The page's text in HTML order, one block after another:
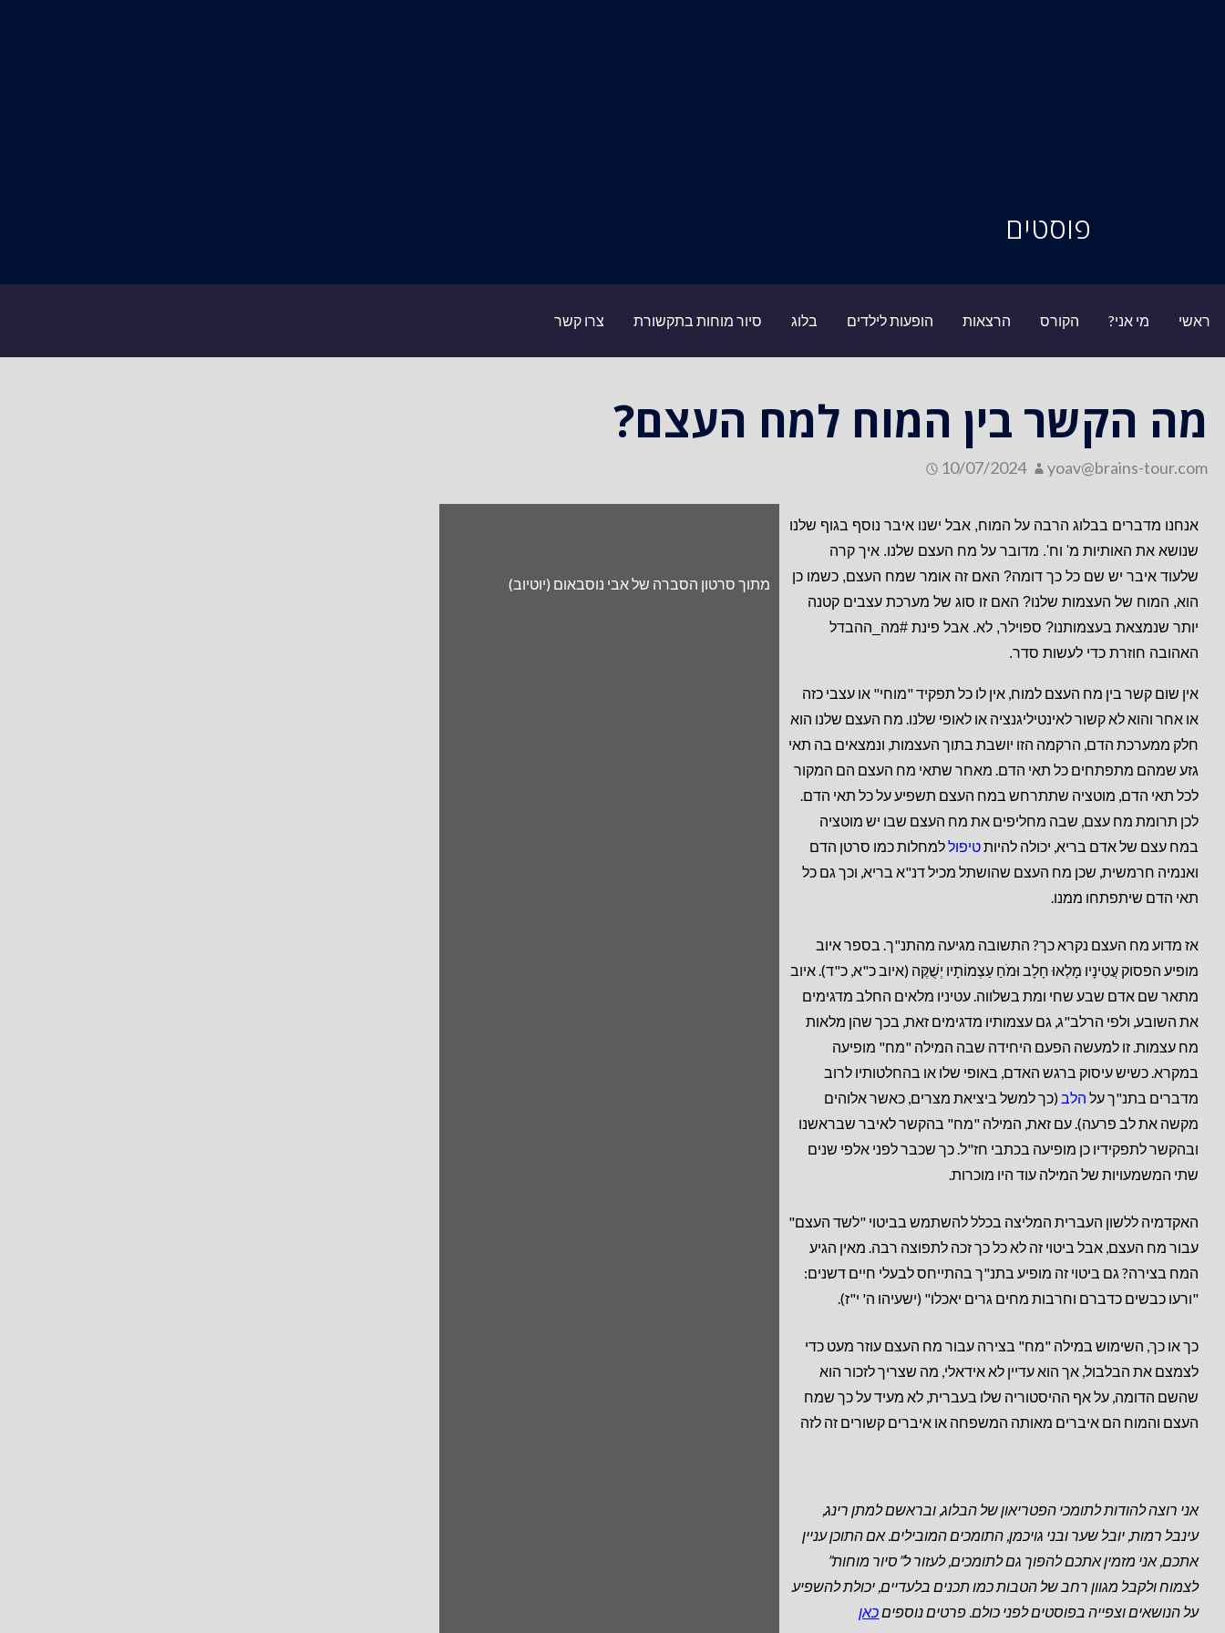
פוסטים
ראשי מי אני? הקורס הרצאות הופעות לילדים בלוג סיור מוחות בתקשורת צרו קשר
מה הקשר בין המוח למח העצם?
10/07/2024 yoav@brains-tour.com
אנחנו מדברים בבלוג הרבה על המוח, אבל ישנו איבר נוסף בגוף שלנו
שנושא את האותיות מ' וח'. מדובר על מח העצם שלנו. איך קרה
שלעוד איבר יש שם כל כך דומה? האם זה אומר שמח העצם, כשמו כן
הוא, המוח של העצמות שלנו? האם זו סוג של מערכת עצבים קטנה
יותר שנמצאת בעצמותנו? ספוילר, לא. אבל פינת #מה_ההבדל
האהובה חוזרת כדי לעשות סדר.
אין שום קשר בין מח העצם למוח, אין לו כל תפקיד "מוחי" או עצבי כזה
או אחר והוא לא קשור לאינטיליגנציה או לאופי שלנו. מח העצם שלנו הוא
חלק ממערכת הדם, הרקמה הזו יושבת בתוך העצמות, ונמצאים בה תאי
גזע שמהם מתפתחים כל תאי הדם. מאחר שתאי מח העצם הם המקור
לכל תאי הדם, מוטציה שתתרחש במח העצם תשפיע על כל תאי הדם.
לכן תרומת מח עצם, שבה מחליפים את מח העצם שבו יש מוטציה
במח עצם של אדם בריא, יכולה להיותטיפוללמחלות כמו סרטן הדם
ואנמיה חרמשית, שכן מח העצם שהושתל מכיל דנ"א בריא, וכך גם כל
תאי הדם שיתפתחו ממנו.
אז מדוע מח העצם נקרא כך? התשובה מגיעה מהתנ"ך. בספר איוב
מופיע הפסוק עֲטִינָיו מָלְאוּ חָלָב וּמֹחַ עַצְמוֹתָיו יְשֻׁקֶּה (איוב כ"א, כ"ד). איוב
מתאר שם אדם שבע שחי ומת בשלווה. עטיניו מלאים החלב מדגימים
את השובע, ולפי הרלב"ג, גם עצמותיו מדגימים זאת, בכך שהן מלאות
מח עצמות. זו למעשה הפעם היחידה שבה המילה "מח" מופיעה
במקרא. כשיש עיסוק ברגש האדם, באופי שלו או בהחלטותיו לרוב
מדברים בתנ"ך על הלב (כך למשל ביציאת מצרים, כאשר אלוהים
מקשה את לב פרעה). עם זאת, המילה "מח" בהקשר לאיבר שבראשנו
ובהקשר לתפקידיו כן מופיעה בכתבי חז"ל. כך שכבר לפני אלפי שנים
שתי המשמעויות של המילה עוד היו מוכרות.
האקדמיה ללשון העברית המליצה בכלל להשתמש בביטוי "לשד העצם"
עבור מח העצם, אבל ביטוי זה לא כל כך זכה לתפוצה רבה. מאין הגיע
המח בצירה? גם ביטוי זה מופיע בתנ"ך בהתייחס לבעלי חיים דשנים:
"ורעו כבשים כדברם וחרבות מחים גרים יאכלו" (ישעיהו ה' י"ז).
כך או כך, השימוש במילה "מח" בצירה עבור מח העצם עוזר מעט כדי
לצמצם את הבלבול, אך הוא עדיין לא אידאלי, מה שצריך לזכור הוא
שהשם הדומה, על אף ההיסטוריה שלו בעברית, לא מעיד על כך שמח
העצם והמוח הם איברים מאותה המשפחה או איברים קשורים זה לזה
אני רוצה להודות לתומכי הפטריאון של הבלוג, ובראשם למתן רינג,
עינבל רמות, יובל שער ובני גויכמן, התומכים המובילים.אם התוכן עניין
אתכם, אני מזמין אתכם להפוך גם לתומכים, לעזור ל”סיור מוחות”
לצמוח ולקבל מגוון רחב של הטבות כמו תכנים בלעדיים, יכולת להשפיע
על הנושאים וצפייה בפוסטים לפני כולם. פרטים נוספים כאן
מתוך סרטון הסברה של אבי נוסבאום (יוטיוב)